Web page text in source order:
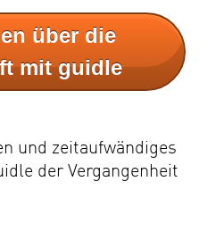
über die
mit guidle
und zeitaufwändiges
der Vergangenheit